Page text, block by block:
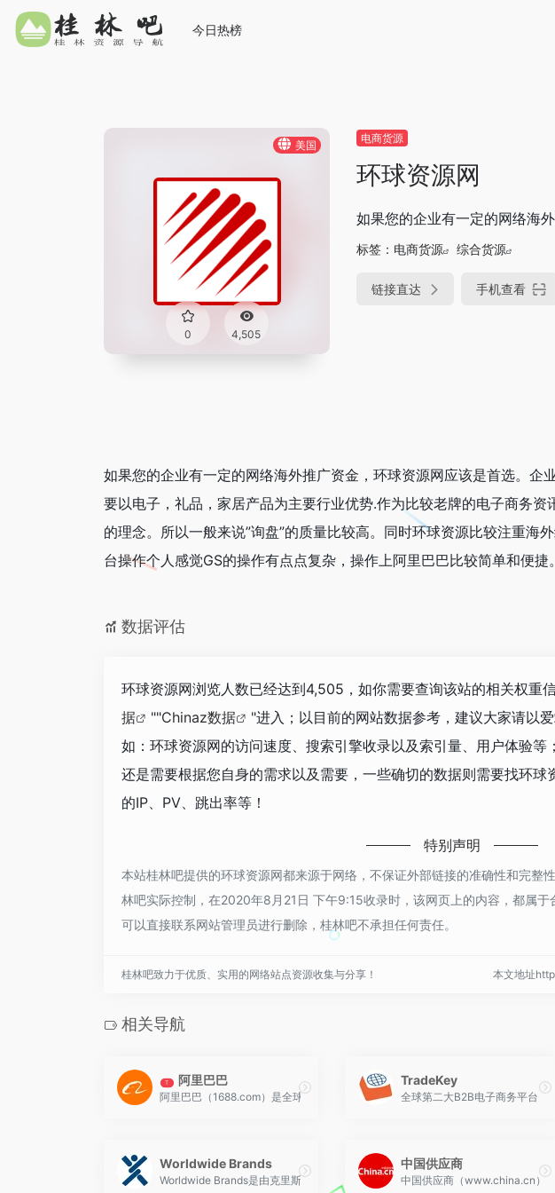
今日热榜
美国
0 4,505
电商货源
环球资源网
如果您的企业有一定的网络海
标签： 电商货源 综合货源
链接直达 手机查看
如果您的企业有一定的网络海外推广资金，环球资源网应该是首选。企
要以电子，礼品，家居产品为主要行业优势.作为比较老牌的电子商务
的理念。所以一般来说”询盘”的质量比较高。同时环球资源比较注重海
台操作个人感觉GS的操作有点点复杂，操作上阿里巴巴比较简单和便捷。
数据评估
环球资源网浏览人数已经达到4,505，如你需要查询该站的相关权重
据
""Chinaz数据
"进入；以目前的网站数据参考，建议大家请以
如：环球资源网的访问速度、搜索引擎收录以及索引量、用户体验
还是需要根据您自身的需求以及需要，一些确切的数据则需要找环
的IP、PV、跳出率等！
特别声明
本站桂林吧提供的环球资源网都来源于网络，不保证外部链接的准确性和完整
林吧实际控制，在2020年8月21日 下午9:15收录时，该网页上的内容，都属于
可以直接联系网站管理员进行删除，桂林吧不承担任何责任。
桂林吧致力于优质、实用的网络站点资源收集与分享！ 本文地址
相关导航
T 阿里巴巴
阿里巴巴（1688.com）是全球企业间（B2B）电子商务的著名品牌。
TradeKey
全球第二大B2B电子商务平台，
Worldwide Brands
Worldwide Brands是由克里斯马耳在1999年创办的一家公司，公司首席运营官为
中国供应商
中国供应商（www.china.cn）